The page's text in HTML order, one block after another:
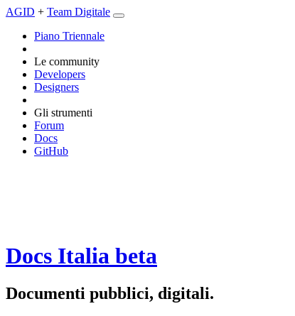
AGID + Team Digitale
Piano Triennale
Le community
Developers
Designers
Gli strumenti
Forum
Docs
GitHub
Docs Italia beta
Documenti pubblici, digitali.